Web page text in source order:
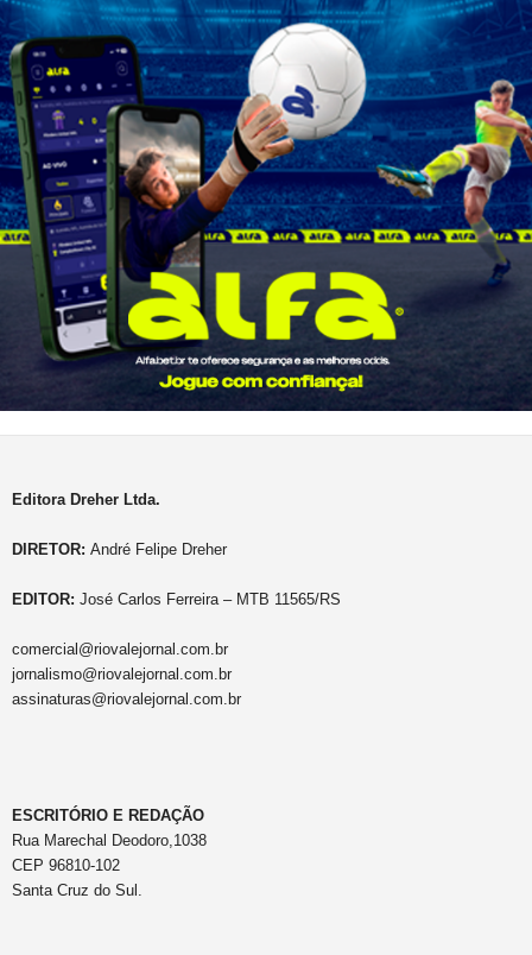
Editora Dreher Ltda.
DIRETOR: André Felipe Dreher
EDITOR: José Carlos Ferreira – MTB 11565/RS
comercial@riovalejornal.com.br
jornalismo@riovalejornal.com.br
assinaturas@riovalejornal.com.br
ESCRITÓRIO E REDAÇÃO
Rua Marechal Deodoro,1038
CEP 96810-102
Santa Cruz do Sul.